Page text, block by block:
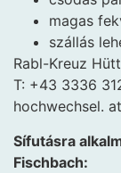
magas
szállás
Rabl-Kreuz
T: +43 3336
hochwechsel.
Sífutásra
Fischbach: